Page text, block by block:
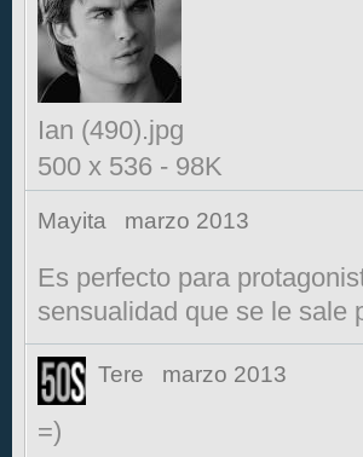
Ian (490).jpg
500 x 536 - 98K
Mayita marzo 2013
Es perfecto para
sensualidad que se le sale
Tere marzo 2013
=)